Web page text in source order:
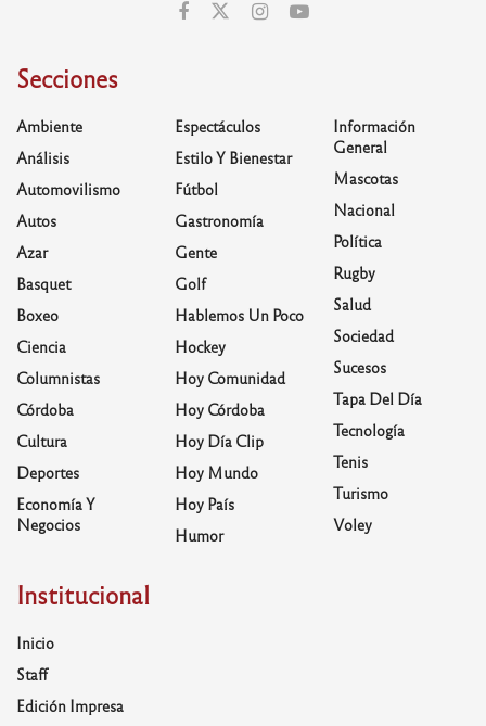
Secciones
Ambiente
Análisis
Automovilismo
Autos
Azar
Basquet
Boxeo
Ciencia
Columnistas
Córdoba
Cultura
Deportes
Economía Y
Negocios
Espectáculos
Estilo Y Bienestar
Fútbol
Gastronomía
Gente
Golf
Hablemos Un Poco
Hockey
Hoy Comunidad
Hoy Córdoba
Hoy Día Clip
Hoy Mundo
Hoy País
Humor
Información
General
Mascotas
Nacional
Política
Rugby
Salud
Sociedad
Sucesos
Tapa Del Día
Tecnología
Tenis
Turismo
Voley
Institucional
Inicio
Staff
Edición Impresa